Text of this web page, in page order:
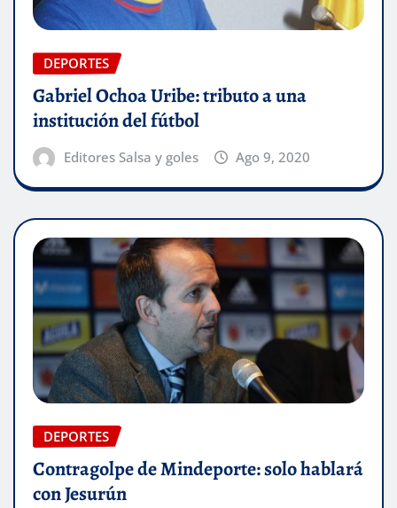
DEPORTES
Gabriel Ochoa Uribe: tributo a una
institución del fútbol
Editores Salsa y goles Ago 9, 2020
DEPORTES
Contragolpe de Mindeporte: solo hablará
con Jesurún